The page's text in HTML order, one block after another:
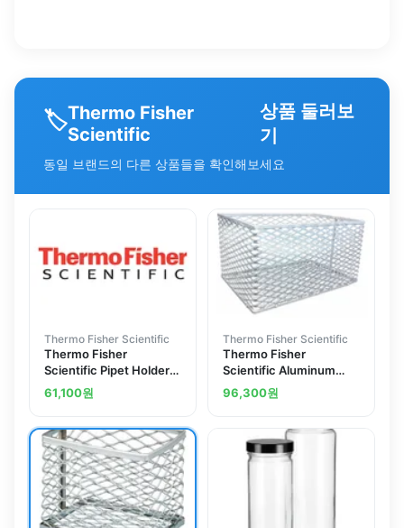
🏷️Thermo Fisher
Scientific
상품 둘러보
기
동일 브랜드의 다른 상품들을 확인해보세요
Thermo Fisher Scientific
Thermo Fisher
Scientific Pipet Holder
(1381451)
61,100원
Thermo Fisher Scientific
Thermo Fisher
Scientific Aluminum
Test Tube Cleansing
Baskets
96,300원